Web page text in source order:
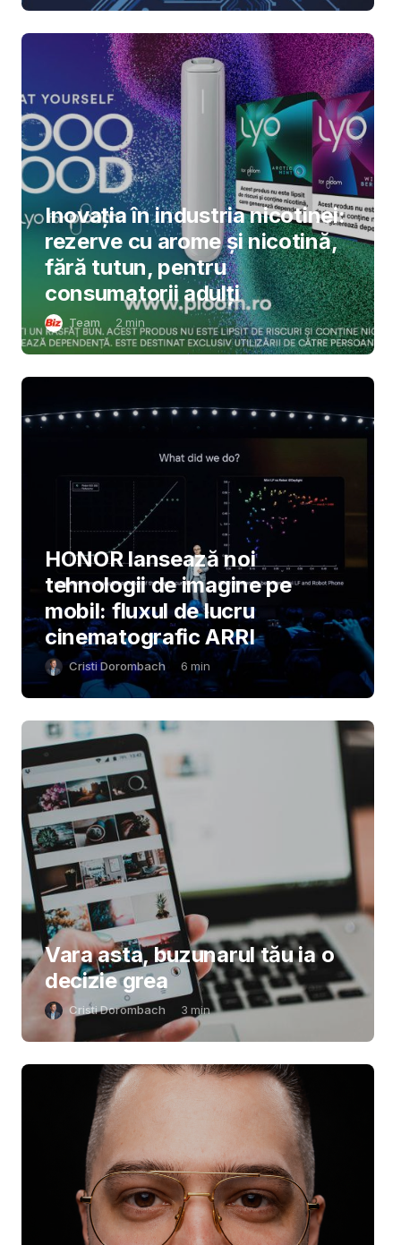
Inovația în industria nicotinei:
rezerve cu arome și nicotină,
fără tutun, pentru
consumatorii adulți
Team 2 min
HONOR lansează noi
tehnologii de imagine pe
mobil: fluxul de lucru
cinematografic ARRI
Cristi Dorombach 6 min
Vara asta, buzunarul tău ia o
decizie grea
Cristi Dorombach 3 min